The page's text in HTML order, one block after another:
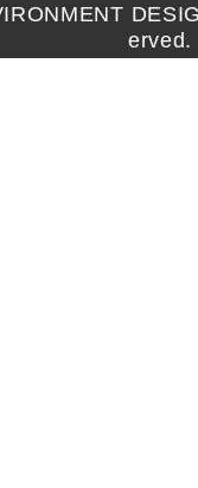
erved.